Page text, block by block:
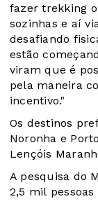
fazer trekking
sozinhas e aí
desafiando
estão
viram que é
pela maneira
incentivo."
Os destinos
Noronha e
Lençóis
A pesquisa do
2,5 mil